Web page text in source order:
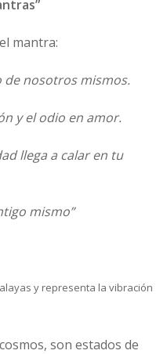
mantra:
de nosotros mismos.
y el odio en amor.
llega a calar en tu
mismo”
y representa la vibración
son estados de